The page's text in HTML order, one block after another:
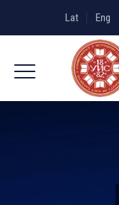
Lat Eng